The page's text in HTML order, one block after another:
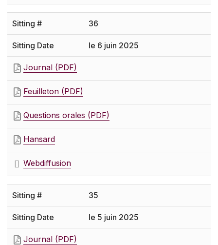
36
le 6 juin 2025
Journal (PDF)
Feuilleton (PDF)
Questions orales (PDF)
Hansard
Webdiffusion
35
le 5 juin 2025
Journal (PDF)